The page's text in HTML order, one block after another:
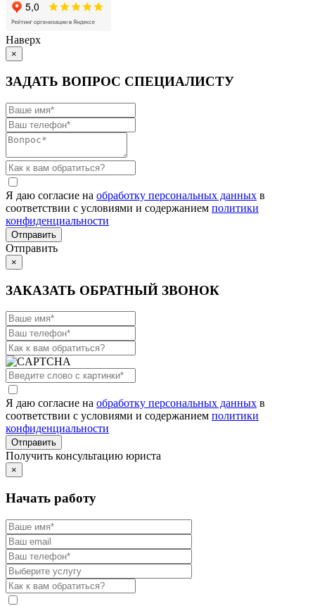
Наверх
×
ЗАДАТЬ ВОПРОС СПЕЦИАЛИСТУ
Я даю согласие на обработку персональных данных в
соответствии с условиями и содержанием политики
конфиденциальности
Отправить
×
ЗАКАЗАТЬ ОБРАТНЫЙ ЗВОНОК
Я даю согласие на обработку персональных данных в
соответствии с условиями и содержанием политики
конфиденциальности
Получить консультацию юриста
×
Начать работу